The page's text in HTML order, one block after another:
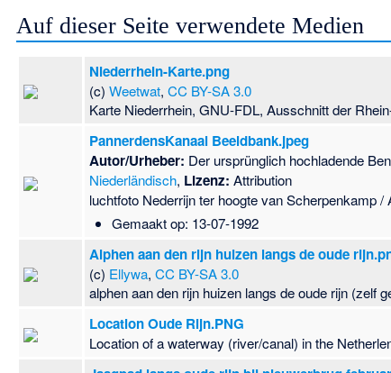
Auf dieser Seite verwendete Medien
Niederrhein-Karte.png
(c)Weetwat,CC BY-SA 3.0
Karte Niederrhein, GNU-FDL, Ausschnitt der
PannerdensKanaal Beeldbank.jpeg
Autor/Urheber: Der ursprünglich hochladende
Niederländisch, Lizenz: Attribution
luchtfoto Nederrijn ter hoogte van Scherpenkamp
Gemaakt op: 13-07-1992
Alphen aan den rijn huizen langs de oude
(c) Ellywa,CC BY-SA 3.0
alphen aan den rijn huizen langs de oude rijn (zelf
Location Oude Rijn.PNG
Location of a waterway (river/canal) in the